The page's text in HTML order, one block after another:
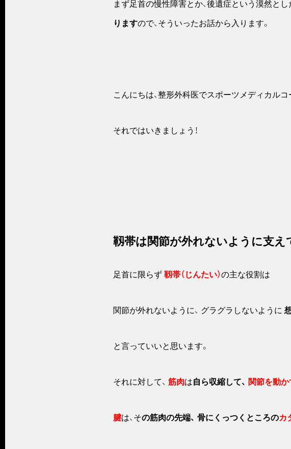
まず足首の慢性障害とか、後遺症という漠然とし
りますので、そういったお話から入ります。
こんにちは、整形外科医でスポーツメディカル
それではいきましょう！
靱帯は関節が外れないように支
足首に限らず靱帯（じんたい）の主な役割は
関節が外れないように、 グラグラしないように
と言っていいと思います。
それに対して、 筋肉は自ら収縮して、 関節を動
腱は、その筋肉の先端、 骨にくっつくところのカ